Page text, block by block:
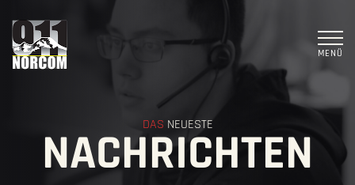
MENÜ
DAS NEUESTE
NACHRICHTEN